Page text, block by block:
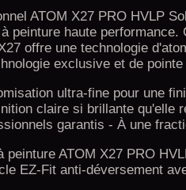
ATOM X27 PRO HVLP
peinture haute performance.
offre une technologie
exclusive et de
ultra-fine pour une
claire si brillante qu'elle
garantis - À une
ATOM X27 PRO
EZ-Fit anti-déversement